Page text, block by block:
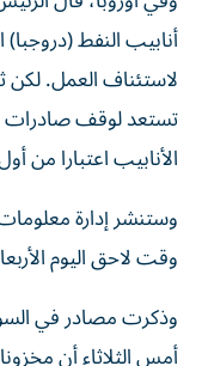
أنابيب النفط
لاستئناف العمل. لكن
تستعد لوقف صادرات
الأنابيب اعتبارا من
وستنشر إدارة
وقت لاحق ⁠اليوم
وذكرت مصادر في